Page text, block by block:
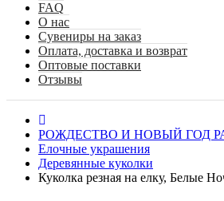
FAQ
О нас
Сувениры на заказ
Оплата, доставка и возврат
Оптовые поставки
Отзывы
РОЖДЕСТВО И НОВЫЙ ГОД
Елочные украшения
Деревянные куколки
Куколка резная на елку, Белые